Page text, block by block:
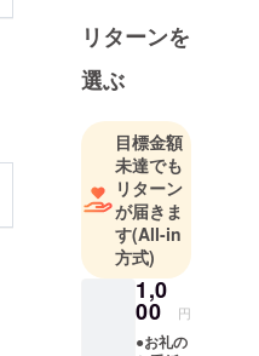
タート！と
ご時世はコ
真っ最中。4
月末まで、
CAMPFIRE
にて支援者
を募集して
います。よ
ろしくお願
いします。
リターンを
選ぶ
目標金額
未達でも
リターン
が届きま
す(All-in
方式)
1,0
00 円
●お礼の